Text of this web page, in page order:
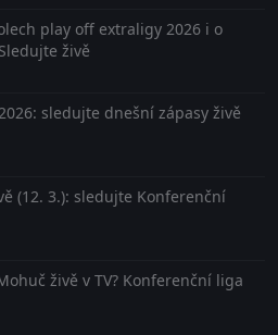
play off extraligy 2026 i o
živě
sledujte dnešní zápasy živě
(12. 3.): sledujte Konferenční
živě v TV? Konferenční liga